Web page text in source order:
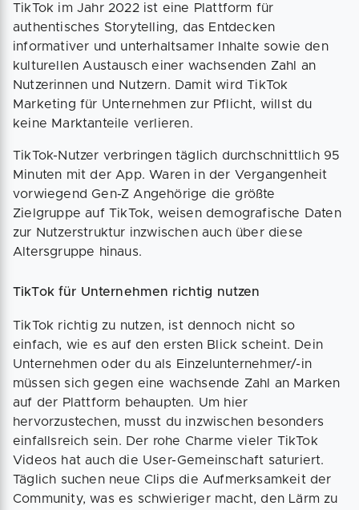
TikTok im Jahr 2022 ist eine Plattform für
authentisches Storytelling, das Entdecken
informativer und unterhaltsamer Inhalte sowie den
kulturellen Austausch einer wachsenden Zahl an
Nutzerinnen und Nutzern. Damit wird TikTok
Marketing für Unternehmen zur Pflicht, willst du
keine Marktanteile verlieren.
TikTok-Nutzer verbringen täglich durchschnittlich 95
Minuten mit der App. Waren in der Vergangenheit
vorwiegend Gen-Z Angehörige die größte
Zielgruppe auf TikTok, weisen demografische Daten
zur Nutzerstruktur inzwischen auch über diese
Altersgruppe hinaus.
TikTok für Unternehmen richtig nutzen
TikTok richtig zu nutzen, ist dennoch nicht so
einfach, wie es auf den ersten Blick scheint. Dein
Unternehmen oder du als Einzelunternehmer/-in
müssen sich gegen eine wachsende Zahl an Marken
auf der Plattform behaupten. Um hier
hervorzustechen, musst du inzwischen besonders
einfallsreich sein. Der rohe Charme vieler TikTok
Videos hat auch die User-Gemeinschaft saturiert.
Täglich suchen neue Clips die Aufmerksamkeit der
Community, was es schwieriger macht, den Lärm zu